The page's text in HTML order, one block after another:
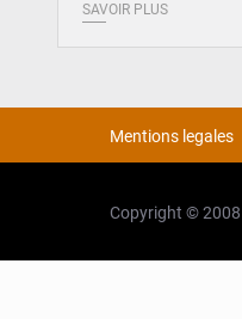
SAVOIR PLUS
Mentions legales
Copyright © 2008